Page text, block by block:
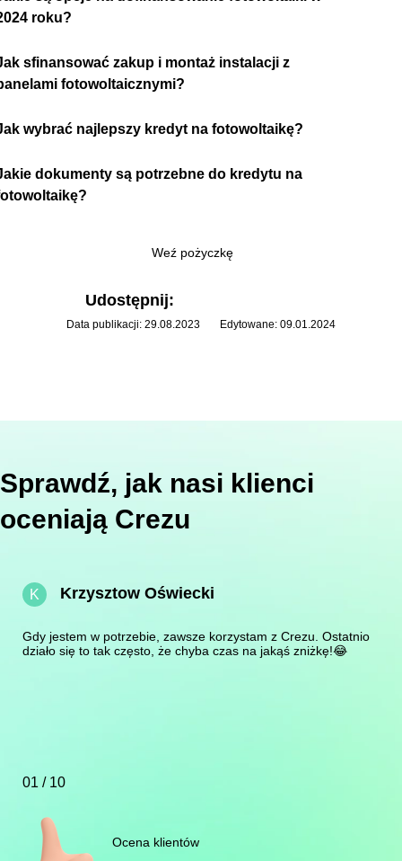
roku?
sfinansować zakup i montaż instalacji z
fotowoltaicznymi?
wybrać najlepszy kredyt na fotowoltaikę?
dokumenty są potrzebne do kredytu na
Weź pożyczkę
Udostępnij:
Data publikacji: 29.08.2023 Edytowane: 09.01.2024
Sprawdź, jak nasi klienci
oceniają Crezu
K Krzysztow Oświecki
Gdy jestem w potrzebie, zawsze korzystam z Crezu. Ostatnio
działo się to tak często, że chyba czas na jakąś zniżkę!😂
01 / 10
Ocena klientów